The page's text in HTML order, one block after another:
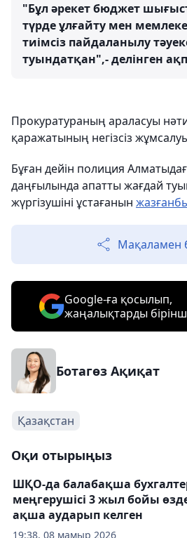
"Бұл әрекет бюджет
түрде ұлғайту мен
тиімсіз пайдаланылу
туындатқан",- делінген
Прокуратураның араласуы
қаражатының негізсіз
Бұған дейін полиция
даңғылында апатты жағдай
жүргізушіні ұстағанын
Мақаламен
Google-ға қосылып,
жаңалықтарды
Ботагөз Ақиқат
Қазақстан
Оқи отырыңыз
19:38, 08 мамыр 2026
ШҚО-да балабақша
меңгерушісі 3 жыл бойы
ақша аударып келген